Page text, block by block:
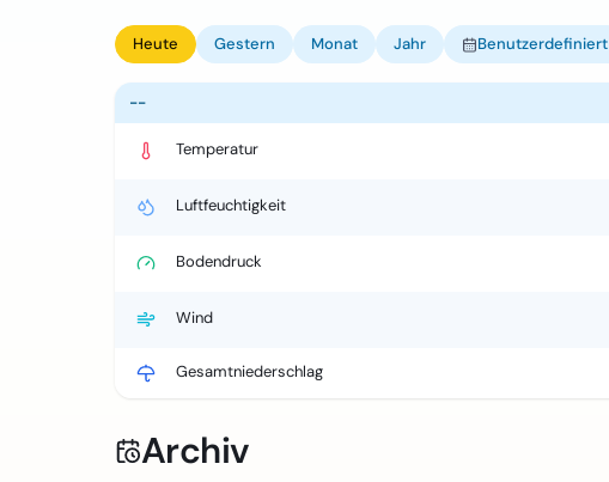
Heute Gestern Monat Jahr Benutzerdefiniert
--
Temperatur
Luftfeuchtigkeit
Bodendruck
Wind
Gesamtniederschlag
Archiv